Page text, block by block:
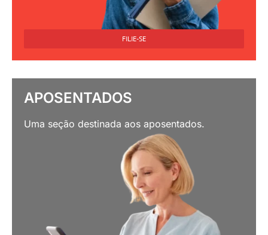
FILIE-SE
APOSENTADOS
Uma seção destinada aos aposentados.